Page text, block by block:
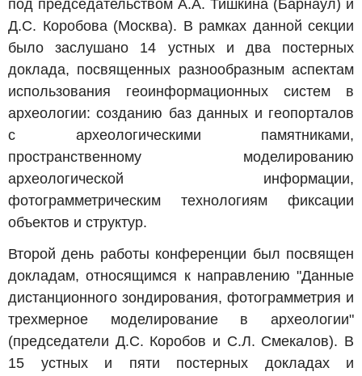
под председательством А.А. Тишкина (Барнаул) и
Д.С. Коробова (Москва). В рамках данной секции
было заслушано 14 устных и два постерных
доклада, посвященных разнообразным аспектам
использования геоинформационных систем в
археологии: созданию баз данных и геопорталов
с археологическими памятниками,
пространственному моделированию
археологической информации,
фотограмметрическим технологиям фиксации
объектов и структур.
Второй день работы конференции был посвящен
докладам, относящимся к направлению "Данные
дистанционного зондирования, фотограмметрия и
трехмерное моделирование в археологии"
(председатели Д.С. Коробов и С.Л. Смекалов). В
15 устных и пяти постерных докладах и